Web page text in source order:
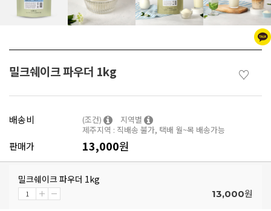
밀크쉐이크 파우더 1kg ♡
배송비 (조건)
지역별
제주지역 : 직배송 불가, 택배 월~목 배송가능
판매가 13,000원
밀크쉐이크 파우더 1kg
13,000원